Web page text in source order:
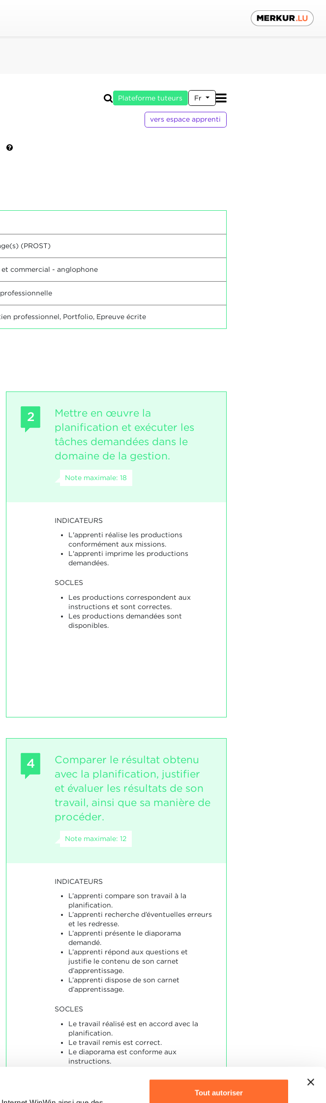
Tout autoriser
Plateforme tuteurs Fr
vers espace apprenti
(PROST)
commercial - anglophone
professionnel, Portfolio, Epreuve écrite
2
Mettre en œuvre la
planification et exécuter les
tâches demandées dans le
domaine de la gestion.
Note maximale: 18
INDICATEURS
L'apprenti réalise les productions
conformément aux missions.
L'apprenti imprime les productions
demandées.
SOCLES
Les productions correspondent aux
instructions et sont correctes.
Les productions demandées sont
disponibles.
4
Comparer le résultat obtenu
avec la planification, justifier
et évaluer les résultats de son
travail, ainsi que sa manière de
procéder.
Note maximale: 12
INDICATEURS
L’apprenti compare son travail à la
planification.
L’apprenti recherche d’éventuelles erreurs
et les redresse.
L’apprenti présente le diaporama
demandé.
L’apprenti répond aux questions et
justifie le contenu de son carnet
d’apprentissage.
L’apprenti dispose de son carnet
d’apprentissage.
SOCLES
Le travail réalisé est en accord avec la
planification.
Le travail remis est correct.
Le diaporama est conforme aux
instructions.
Les réponses et les justifications sur son
carnet d’apprentissage sont cohérentes